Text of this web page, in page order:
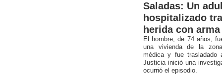
Saladas: Un
hospitalizado
herida con
El hombre, de 74 años,
una vivienda de la
médica y fue trasladado
Justicia inició una
ocurrió el episodio.